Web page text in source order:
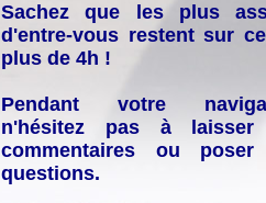
Sachez que les plus
d'entre-vous restent sur
plus de 4h !
Pendant votre
n'hésitez pas à laisser
commentaires ou
questions.